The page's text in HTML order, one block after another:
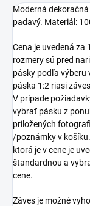
Moderná
padavý. Materiál:
Cena je uvedená
rozmery sú pred
pásky podľa výberu
páska 1:2 riasi
V prípade
vybrať pásku z
priložených
/poznámky v
ktorá je v cene je
štandardnou a
cene.
Záves je možné